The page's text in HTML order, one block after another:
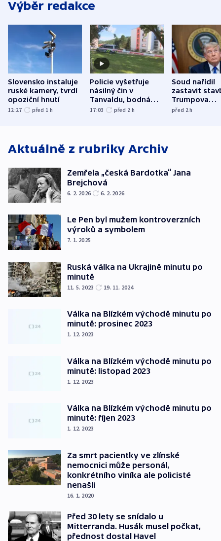
Výběr redakce
Slovensko instaluje
ruské kamery, tvrdí
opoziční hnutí
12:27 před 1 h
Policie vyšetřuje
násilný čin v
Tanvaldu, bodná
zranění při něm
17:03 před 2 h
Soud nařídil
zastavit
Trumpova
tanečního
před 2h
Aktuálně z rubriky Archiv
Zemřela „česká Bardotka“ Jana
Brejchová
6. 2. 2026 6. 2. 2026
Le Pen byl mužem kontroverzních
výroků a symbolem
7. 1. 2025
Ruská válka na Ukrajině minutu po
minutě
11. 5. 2023 19. 11. 2024
Válka na Blízkém východě minutu po
minutě: prosinec 2023
1. 12. 2023
Válka na Blízkém východě minutu po
minutě: listopad 2023
1. 12. 2023
Válka na Blízkém východě minutu po
minutě: říjen 2023
1. 12. 2023
Za smrt pacientky ve zlínské
nemocnici může personál,
konkrétního viníka ale policisté
nenašli
16. 1. 2020
Před 30 lety se snídalo u
Mitterranda. Husák musel počkat,
přednost dostal Havel